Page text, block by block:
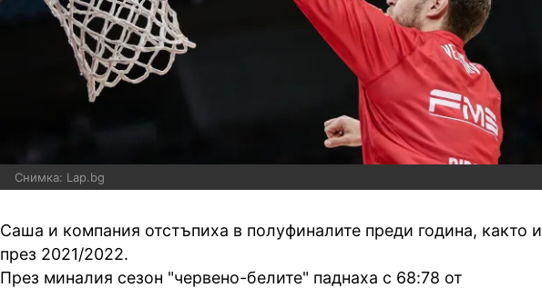
Снимка: Lap.bg
Саша и компания отстъпиха в полуфиналите преди година, както и
през 2021/2022.
През миналия сезон "червено-белите" паднаха с 68:78 от